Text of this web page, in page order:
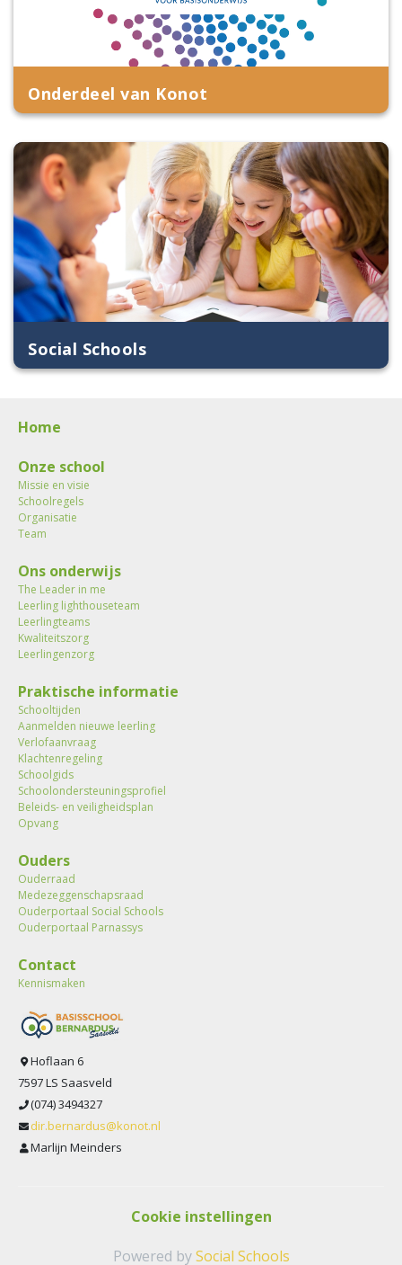
Onderdeel van Konot
Social Schools
Home
Onze school
Missie en visie
Schoolregels
Organisatie
Team
Ons onderwijs
The Leader in me
Leerling lighthouseteam
Leerlingteams
Kwaliteitszorg
Leerlingenzorg
Praktische informatie
Schooltijden
Aanmelden nieuwe leerling
Verlofaanvraag
Klachtenregeling
Schoolgids
Schoolondersteuningsprofiel
Beleids- en veiligheidsplan
Opvang
Ouders
Ouderraad
Medezeggenschapsraad
Ouderportaal Social Schools
Ouderportaal Parnassys
Contact
Kennismaken
Hoflaan 6
7597 LS Saasveld
(074) 3494327
dir.bernardus@konot.nl
Marlijn Meinders
Cookie instellingen
Powered bySocial Schools